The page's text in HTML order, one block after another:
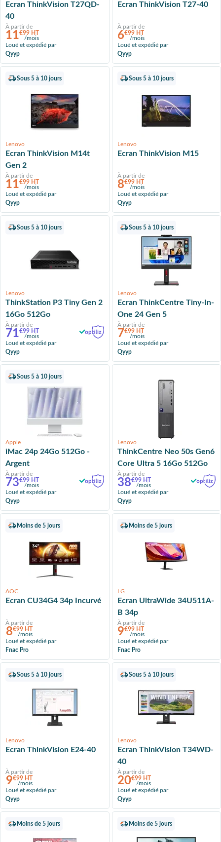
Ecran ThinkVision T27QD-
40
À partir de
11€99 HT
/mois
Loué et expédié par
Qyyp
Ecran ThinkVision T27-40
À partir de
6€99 HT
/mois
Loué et expédié par
Qyyp
Sous 5 à 10 jours
Lenovo
Ecran ThinkVision M14t
Gen 2
À partir de
11€99 HT
/mois
Loué et expédié par
Qyyp
Sous 5 à 10 jours
Lenovo
Ecran ThinkVision M15
À partir de
8€99 HT
/mois
Loué et expédié par
Qyyp
Sous 5 à 10 jours
Lenovo
ThinkStation P3 Tiny Gen 2
16Go 512Go
À partir de
71€99 HT
/mois
Loué et expédié par
Qyyp
Sous 5 à 10 jours
Lenovo
Ecran ThinkCentre Tiny-In-
One 24 Gen 5
À partir de
7€99 HT
/mois
Loué et expédié par
Qyyp
Sous 5 à 10 jours
Apple
iMac 24p 24Go 512Go -
Argent
À partir de
73€99 HT
/mois
Loué et expédié par
Qyyp
Lenovo
ThinkCentre Neo 50s Gen6
Core Ultra 5 16Go 512Go
À partir de
38€99 HT
/mois
Loué et expédié par
Qyyp
Moins de 5 jours
AOC
Ecran CU34G4 34p Incurvé
À partir de
8€99 HT
/mois
Loué et expédié par
Fnac Pro
Moins de 5 jours
LG
Ecran UltraWide 34U511A-
B 34p
À partir de
9€99 HT
/mois
Loué et expédié par
Fnac Pro
Sous 5 à 10 jours
Lenovo
Ecran ThinkVision E24-40
À partir de
9€99 HT
/mois
Loué et expédié par
Qyyp
Sous 5 à 10 jours
Lenovo
Ecran ThinkVision T34WD-
40
À partir de
20€99 HT
/mois
Loué et expédié par
Qyyp
Moins de 5 jours Moins de 5 jours